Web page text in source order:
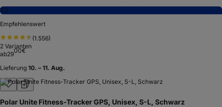
7,2
Empfehlenswert
(1.556)
2 Varianten
ab2900€
Lieferung 10. – 11. Aug.
Polar Unite Fitness-Tracker GPS, Unisex, S-L, Schwarz